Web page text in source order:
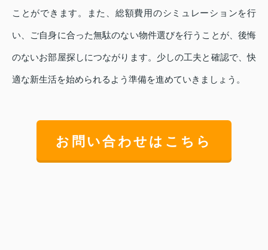
ことができます。また、総額費用のシミュレーションを行
い、ご自身に合った無駄のない物件選びを行うことが、後悔
のないお部屋探しにつながります。少しの工夫と確認で、快
適な新生活を始められるよう準備を進めていきましょう。
お問い合わせはこちら